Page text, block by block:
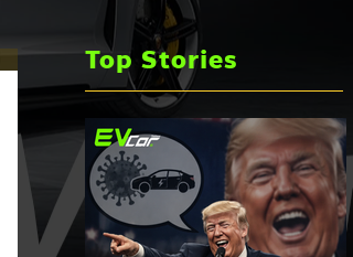
Top Stories